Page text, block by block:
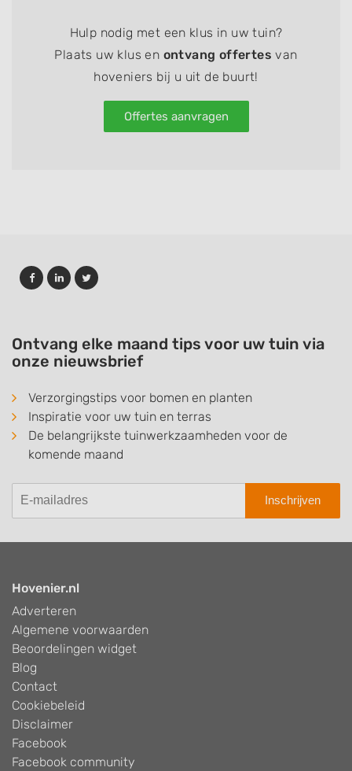
Hulp nodig met een klus in uw tuin?
Plaats uw klus en ontvang offertes van
hoveniers bij u uit de buurt!
Offertes aanvragen
Ontvang elke maand tips voor uw tuin via
onze nieuwsbrief
Verzorgingstips voor bomen en planten
Inspiratie voor uw tuin en terras
De belangrijkste tuinwerkzaamheden voor de
komende maand
Inschrijven
Hovenier.nl
Adverteren
Algemene voorwaarden
Beoordelingen widget
Blog
Contact
Cookiebeleid
Disclaimer
Facebook
Facebook community